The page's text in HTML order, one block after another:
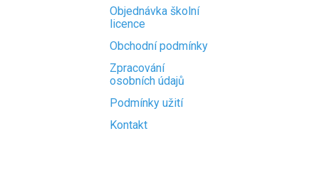
Objednávka školní
licence
Obchodní podmínky
Zpracování
osobních údajů
Podmínky užití
Kontakt